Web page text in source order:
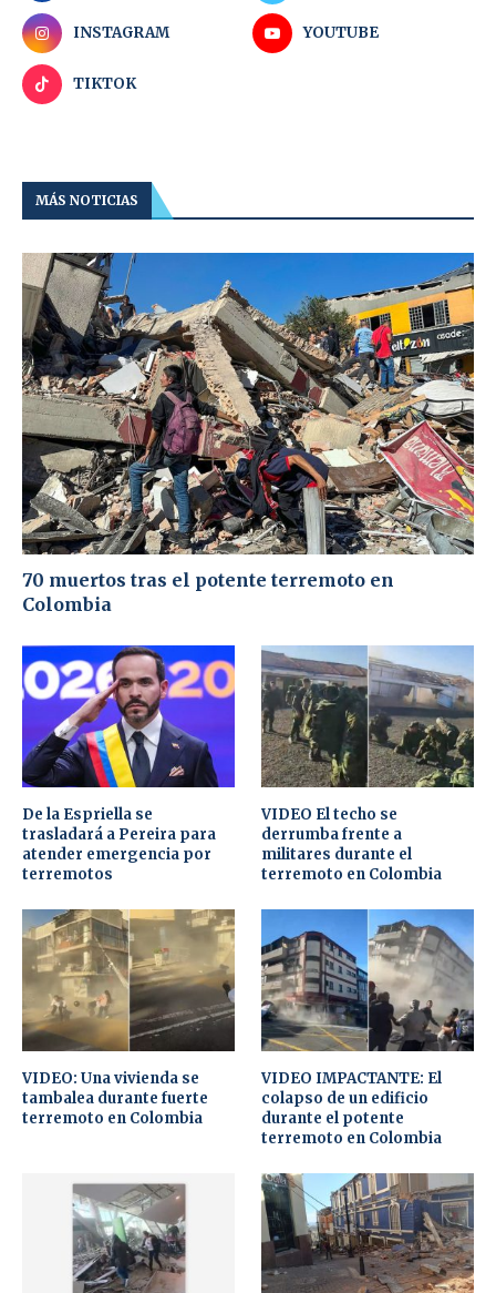
INSTAGRAM YOUTUBE
TIKTOK
MÁS NOTICIAS
70 muertos tras el potente terremoto en
Colombia
De la Espriella se
trasladará a Pereira para
atender emergencia por
terremotos
VIDEO El techo se
derrumba frente a
militares durante el
terremoto en Colombia
VIDEO: Una vivienda se
tambalea durante fuerte
terremoto en Colombia
VIDEO IMPACTANTE: El
colapso de un edificio
durante el potente
terremoto en Colombia